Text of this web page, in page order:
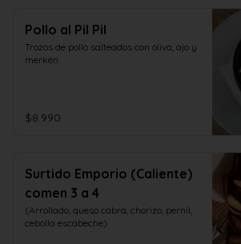
Pollo al Pil Pil
Trozos de pollo salteados con oliva, ajo y
merkèn
$8.990
Surtido Emporio (Caliente)
comen 3 a 4
(Arrollado, queso cabra, chorizo, pernil,
cebolla escabeche)